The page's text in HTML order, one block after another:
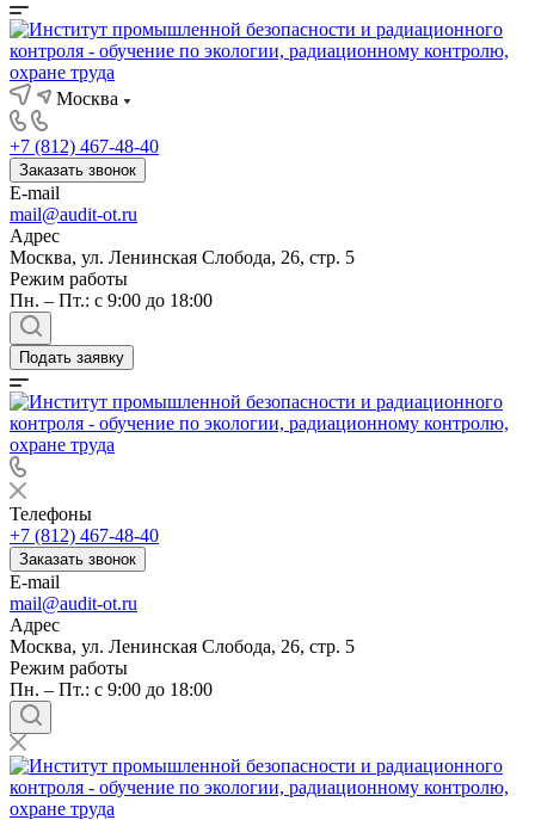
Москва
+7 (812) 467-48-40
Заказать звонок
E-mail
mail@audit-ot.ru
Адрес
Москва, ул. Ленинская Слобода, 26, стр. 5
Режим работы
Пн. – Пт.: с 9:00 до 18:00
Подать заявку
Телефоны
+7 (812) 467-48-40
Заказать звонок
E-mail
mail@audit-ot.ru
Адрес
Москва, ул. Ленинская Слобода, 26, стр. 5
Режим работы
Пн. – Пт.: с 9:00 до 18:00